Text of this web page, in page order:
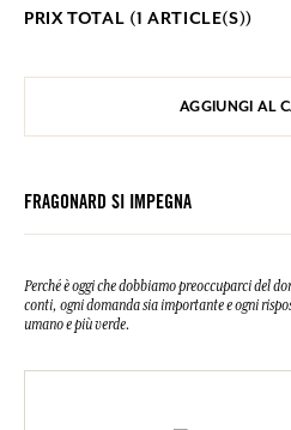
PRIX TOTAL (1 ARTICLE(S))
AGGIUNGI AL
FRAGONARD SI IMPEGNA
Perché è oggi che dobbiamo preoccuparci del
conti, ogni domanda sia importante e ogni
umano e più verde.